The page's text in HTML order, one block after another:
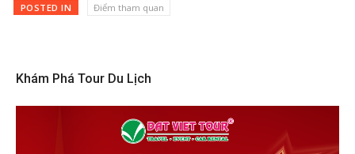
POSTED IN Điểm tham quan
Khám Phá Tour Du Lịch